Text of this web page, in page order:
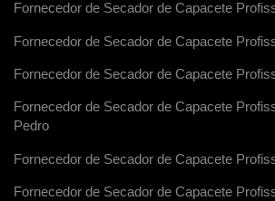
Fornecedor de Secador de Capacete
Fornecedor de Secador de Capacete
Fornecedor de Secador de Capacete
Fornecedor de Secador de Capacete
Pedro
Fornecedor de Secador de Capacete
Fornecedor de Secador de Capacete